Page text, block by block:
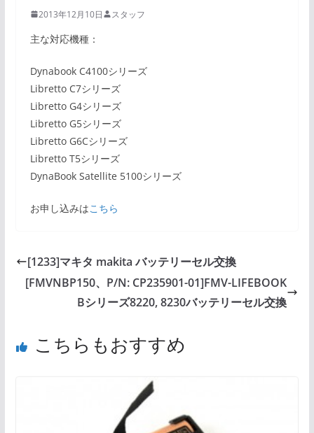
2013年12月10日 スタッフ
主な対応機種：
Dynabook C4100シリーズ
Libretto C7シリーズ
Libretto G4シリーズ
Libretto G5シリーズ
Libretto G6Cシリーズ
Libretto T5シリーズ
DynaBook Satellite 5100シリーズ
お申し込みはこちら
[1233]マキタ makita バッテリーセル交換
[FMVNBP150、P/N: CP235901-01]FMV-LIFEBOOK
Bシリーズ8220, 8230バッテリーセル交換
こちらもおすすめ